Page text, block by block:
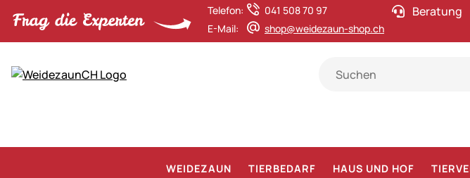
Telefon:
041 508 70 97
E-Mail:
shop@weidezaun-shop.ch
Beratung
WEIDEZAUN TIERBEDARF HAUS UND HOF